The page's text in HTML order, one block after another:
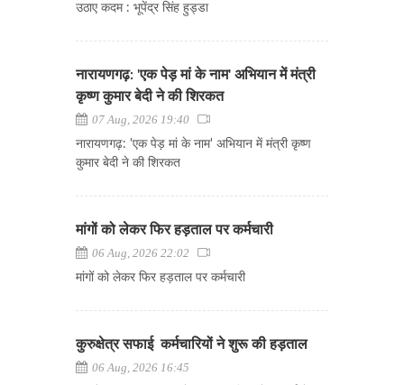
उठाए कदम : भूपेंद्र सिंह हुड्डा
नारायणगढ़: 'एक पेड़ मां के नाम' अभियान में मंत्री
कृष्ण कुमार बेदी ने की शिरकत
07 Aug, 2026 19:40
नारायणगढ़: 'एक पेड़ मां के नाम' अभियान में मंत्री कृष्ण
कुमार बेदी ने की शिरकत
मांगों को लेकर फिर हड़ताल पर कर्मचारी
06 Aug, 2026 22:02
मांगों को लेकर फिर हड़ताल पर कर्मचारी
कुरुक्षेत्र सफाई कर्मचारियों ने शुरू की हड़ताल
06 Aug, 2026 16:45